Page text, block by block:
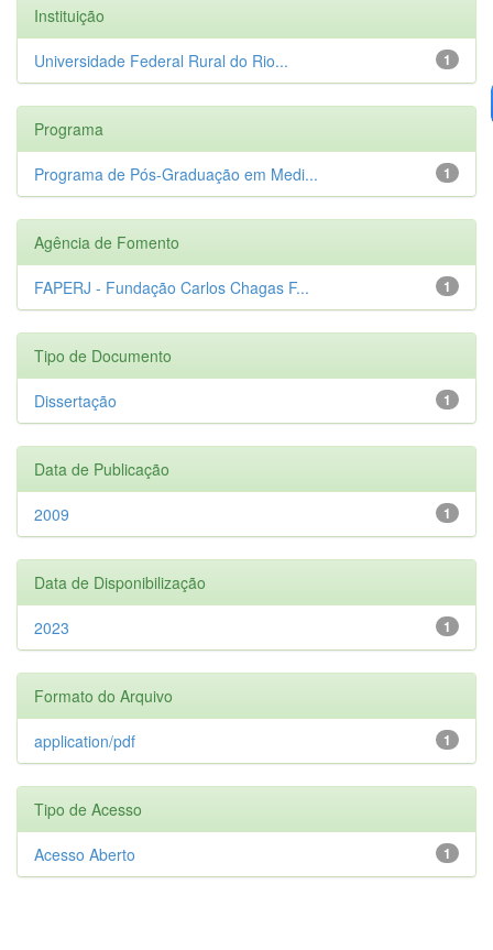
Instituição
1
Universidade Federal Rural do Rio...
Programa
1
Programa de Pós-Graduação em Medi...
Agência de Fomento
1
FAPERJ - Fundação Carlos Chagas F...
Tipo de Documento
1
Dissertação
Data de Publicação
1
2009
Data de Disponibilização
1
2023
Formato do Arquivo
1
application/pdf
Tipo de Acesso
1
Acesso Aberto